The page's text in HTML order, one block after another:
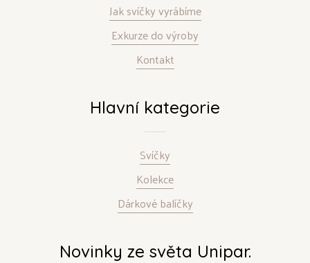
Jak svíčky vyrábíme
Exkurze do výroby
Kontakt
Hlavní kategorie
Svíčky
Kolekce
Dárkové balíčky
Novinky ze světa Unipar.